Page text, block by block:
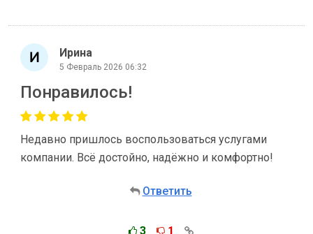
Ирина
5 Февраль 2026 06:32
Понравилось!
Недавно пришлось воспользоваться услугами
компании. Всё достойно, надёжно и комфортно!
Ответить
3 1